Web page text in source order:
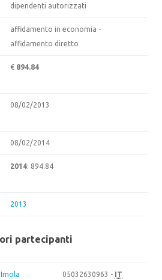
dipendenti autorizzati
affidamento in economia -
affidamento diretto
€ 894.84
08/02/2013
08/02/2014
2014: 894.84
2013
partecipanti
05032630963 - IT